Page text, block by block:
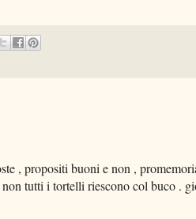
, propositi buoni e non ,
tutti i tortelli riescono col buco .